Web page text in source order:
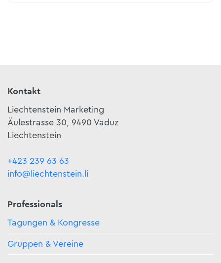
Kontakt
Liechtenstein Marketing
Äulestrasse 30, 9490 Vaduz
Liechtenstein
+423 239 63 63
info@liechtenstein.li
Professionals
Tagungen & Kongresse
Gruppen & Vereine